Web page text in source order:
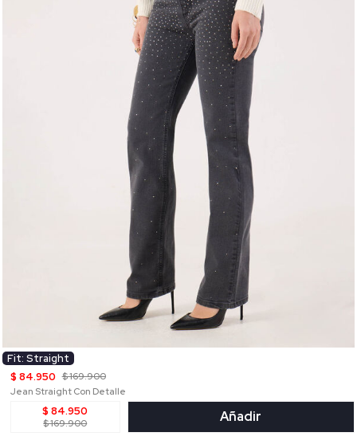
Fit: Straight
$ 84.950 $ 169.900
Jean Straight Con Detalle
$ 84.950
$ 169.900 Añadir